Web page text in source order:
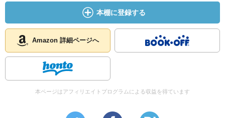
本棚に登録する
Amazon 詳細ページへ
本ページはアフィリエイトプログラムによる収益を得ています